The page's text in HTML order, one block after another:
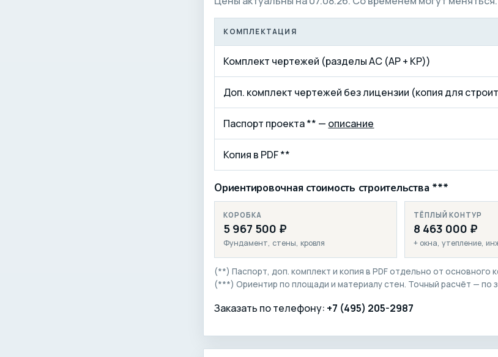
КОМПЛЕКТАЦИЯ
Комплект чертежей (разделы АС (АР + КР))
Доп. комплект чертежей без лицензии (копия для
Паспорт проекта ** — описание
Копия в PDF **
Ориентировочная стоимость строительства ***
КОРОБКА
5 967 500 ₽
Фундамент, стены, кровля
ТЁПЛЫЙ КОНТУР
8 463 000 ₽
+ окна, утепление,
(**) Паспорт, доп. комплект и копия в PDF отдельно от основного
(***) Ориентир по площади и материалу стен. Точный расчёт — по
Заказать по телефону: +7 (495) 205-2987